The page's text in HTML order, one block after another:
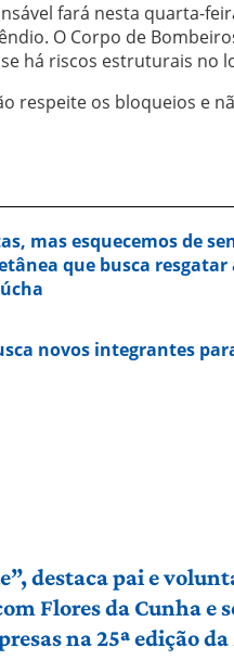
fará nesta quarta-
O Corpo de
há riscos estruturais no
respeite os bloqueios e
mas esquecemos de
que busca
novos integrantes
destaca pai e
Flores da Cunha e
na 25ª edição